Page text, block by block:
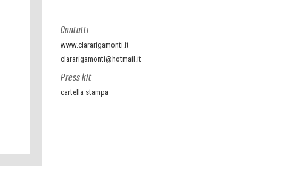
Contatti
www.clararigamonti.it
clararigamonti@hotmail.it
Press kit
cartella stampa